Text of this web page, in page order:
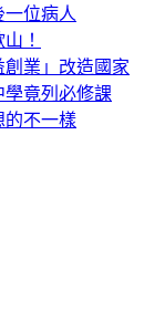
一位病人
！
業」改造國家
竟列必修課
不一樣